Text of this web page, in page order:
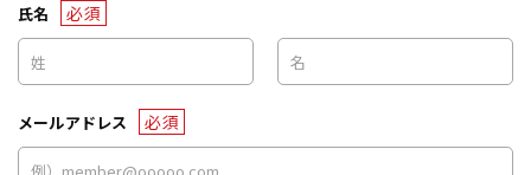
氏名 必須
メールアドレス 必須